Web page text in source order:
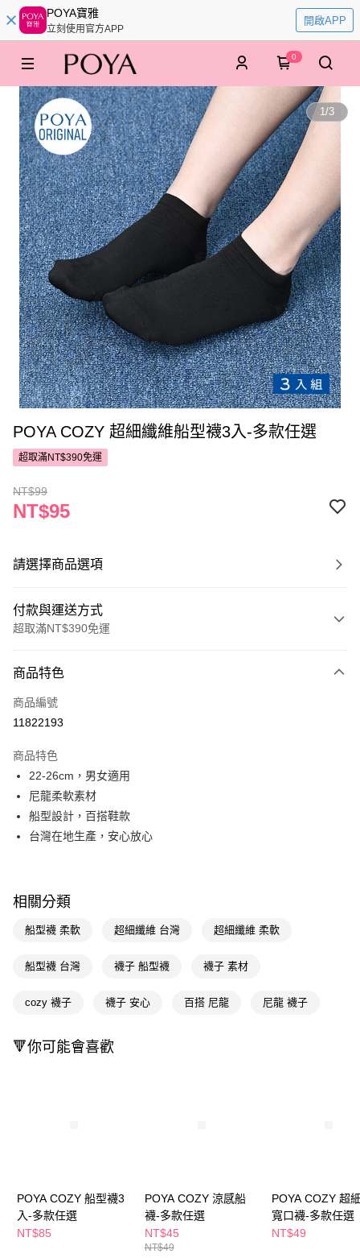
POYA寶雅
立刻使用官方APP
開啟APP
0
1/3
POYA COZY 超細纖維船型襪3入-多款任選
超取滿NT$390免運
NT$99
NT$95
請選擇商品選項
付款與運送方式
超取滿NT$390免運
POYA支付
信用卡一次付款
LINE Pay
Apple Pay
街口支付
【關於「AFTEE先享後付」】
AFTEE先享後付是「在收到商品之後才付款」的支付方式。 讓您購物簡單
１．簡單：不需註冊會員、不需綁卡、不需儲值。
※ 交易是否成功請以「AFTEE先享後付 」之結帳頁面顯示為準，若有關於
是否繳費成功／繳費後需取消欲退款等相關疑問，請聯繫「AFTEE先享後付
客戶支援中心」
https://netprotections.freshdesk.com/support/home
即享券
運送方式
全家取貨付款
付款後萊爾富取貨
每筆NT$65，滿NT$490(含以上)免運費
商品特色
商品編號
11822193
商品特色
22-26cm，男女適用
尼龍柔軟素材
船型設計，百搭鞋款
台灣在地生產，安心放心
相關分類
船型襪 柔軟 超細纖維 台灣 超細纖維 柔軟
船型襪 台灣 襪子 船型襪 襪子 素材
cozy 襪子 襪子 安心 百搭 尼龍 尼龍 襪子
🔻你可能會喜歡
POYA COZY 船型襪3
入-多款任選
NT$85
POYA COZY 涼感船
襪-多款任選
NT$45
NT$49
POYA COZY 超
寬口襪-多款任選
NT$49